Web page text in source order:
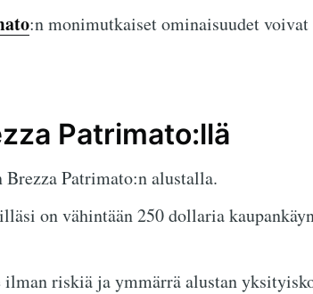
:n monimutkaiset ominaisuudet voivat
Patrimato:llä
Patrimato:n alustalla.
on vähintään 250 dollaria
riskiä ja ymmärrä alustan